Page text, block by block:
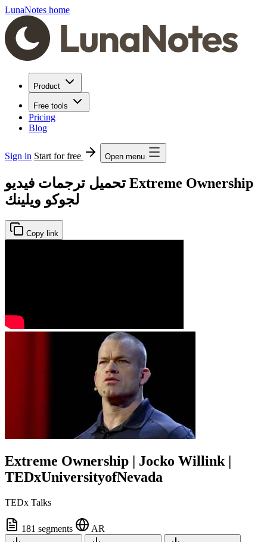
LunaNotes home
Product
Free tools
Pricing
Blog
Sign in Start for free Open menu
تحميل ترجمات فيديو Extreme Ownership
لجوكو ويلينك
Copy link
Extreme Ownership | Jocko Willink |
TEDxUniversityofNevada
TEDx Talks
181 segments AR